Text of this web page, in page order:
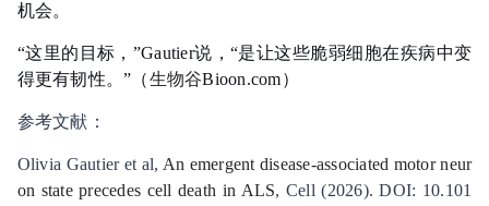
机会。
“这里的目标，”Gautier说，“是让这些脆弱细胞在疾病中变
得更有韧性。” （生物谷Bioon.com）
参考文献：
Olivia Gautier et al, An emergent disease-associated motor neur
on state precedes cell death in ALS, Cell (2026). DOI: 10.101